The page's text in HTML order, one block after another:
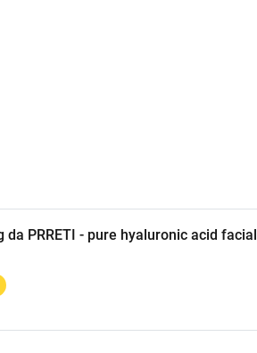
PRRETI - pure hyaluronic acid facial